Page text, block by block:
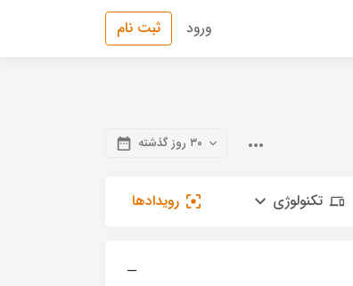
ورود ثبت نام
۳۰ روز گذشته
تکنولوژی رویدادها
—